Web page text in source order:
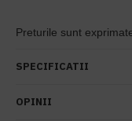
Preturile sunt
SPECIFICATII
OPINII